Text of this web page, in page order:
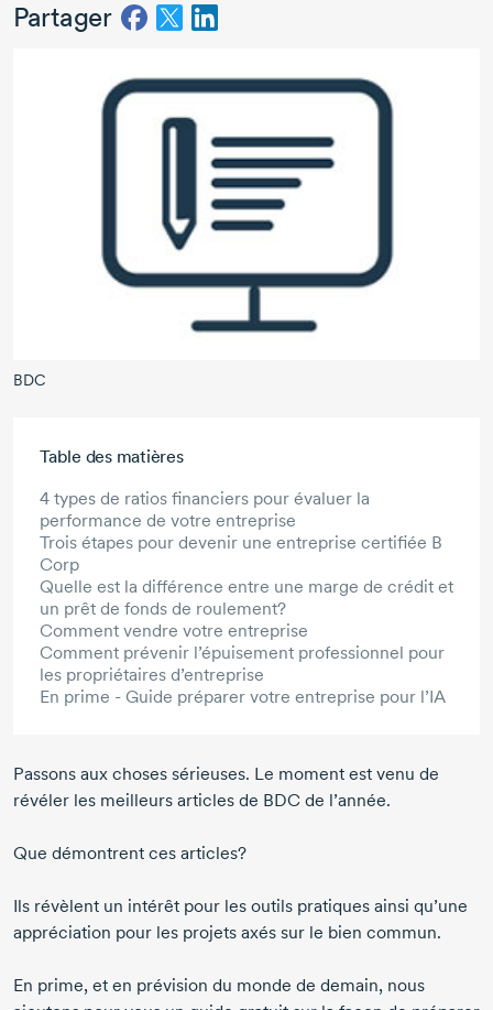
Partager
BDC
Table des matières
4 types de ratios financiers pour évaluer la
performance de votre entreprise
Trois étapes pour devenir une entreprise certifiée B
Corp
Quelle est la différence entre une marge de crédit et
un prêt de fonds de roulement?
Comment vendre votre entreprise
Comment prévenir l’épuisement professionnel pour
les propriétaires d’entreprise
En prime - Guide préparer votre entreprise pour l’IA
Passons aux choses sérieuses. Le moment est venu de
révéler les meilleurs articles de BDC de l’année.
Que démontrent ces articles?
Ils révèlent un intérêt pour les outils pratiques ainsi qu’une
appréciation pour les projets axés sur le bien commun.
En prime, et en prévision du monde de demain, nous